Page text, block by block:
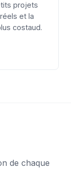
projets
et la
costaud.
de chaque